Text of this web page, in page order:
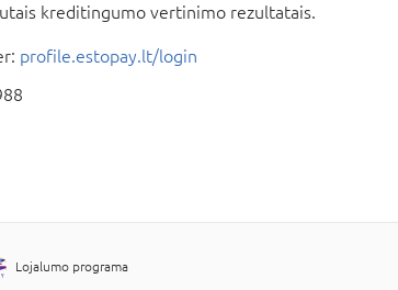
kreditingumo vertinimo rezultatais.
profile.estopay.lt/login
Lojalumo programa